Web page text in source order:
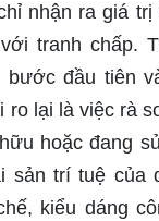
nhận ra giá
tranh chấp.
bước đầu tiên
ro lại là việc rà
hoặc đang
sản trí tuệ của
kiểu dáng